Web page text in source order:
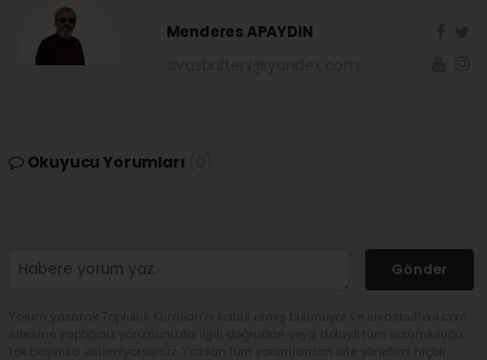
Menderes APAYDIN
Okuyucu Yorumları
Gönder